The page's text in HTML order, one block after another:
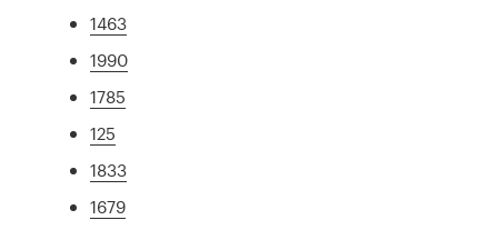
1463
1990
1785
125
1833
1679